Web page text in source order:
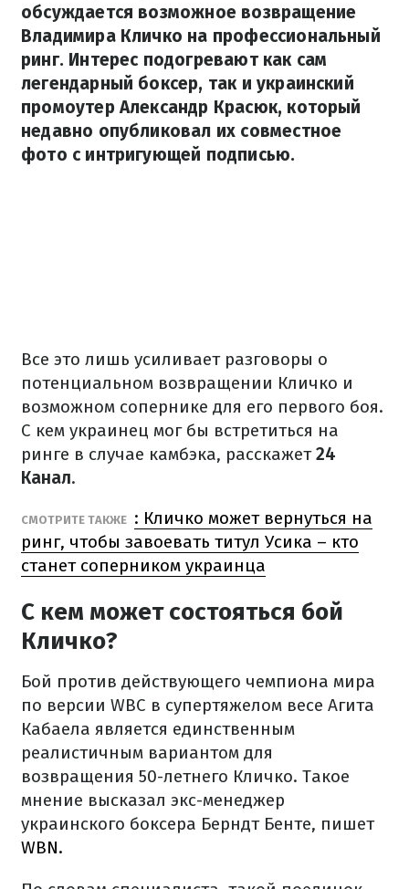
обсуждается возможное возвращение
Владимира Кличко на профессиональный
ринг. Интерес подогревают как сам
легендарный боксер, так и украинский
промоутер Александр Красюк, который
недавно опубликовал их совместное
фото с интригующей подписью.
Все это лишь усиливает разговоры о
потенциальном возвращении Кличко и
возможном сопернике для его первого боя.
С кем украинец мог бы встретиться на
ринге в случае камбэка, расскажет24
Канал.
СМОТРИТЕ ТАКЖЕ : Кличко может вернуться на
ринг, чтобы завоевать титул Усика – кто
станет соперником украинца
С кем может состояться бой
Кличко?
Бой против действующего чемпиона мира
по версии WBC в супертяжелом весе Агита
Кабаела является единственным
реалистичным вариантом для
возвращения 50-летнего Кличко. Такое
мнение высказал экс-менеджер
украинского боксера Берндт Бенте, пишет
WBN.